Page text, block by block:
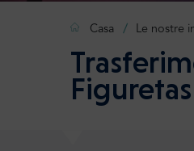
Casa Le nostre
Figuretas